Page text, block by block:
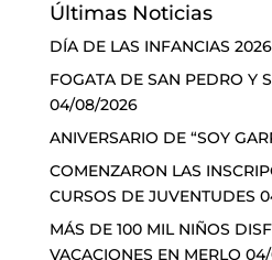
Últimas Noticias
DÍA DE LAS INFANCIAS 2026
FOGATA DE SAN PEDRO Y
04/08/2026
ANIVERSARIO DE “SOY
COMENZARON LAS
CURSOS DE JUVENTUDES
MÁS DE 100 MIL NIÑOS
VACACIONES EN MERLO